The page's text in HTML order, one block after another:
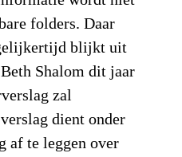
folders. Daar
blijkt uit
Shalom dit jaar
zal
dient onder
af te leggen over